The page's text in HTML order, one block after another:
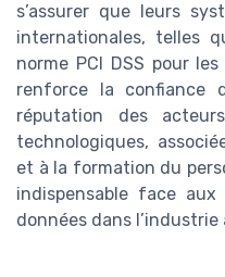
s’assurer que leurs
internationales, telles
norme PCI DSS pour
renforce la confiance
réputation des
technologiques,
et à la formation du
indispensable face
données dans l’industrie